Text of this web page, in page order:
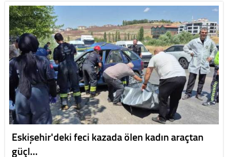
Eskişehir'deki feci kazada ölen kadın araçtan
güçl…